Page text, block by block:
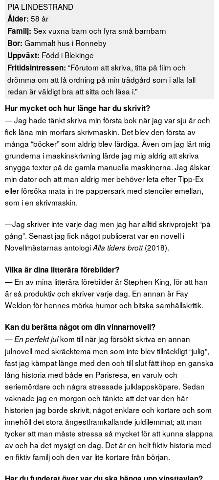
PIA LINDESTRAND
Ålder: 58 år
Familj: Sex vuxna barn och fyra små barnbarn
Bor: Gammalt hus i Ronneby
Uppväxt: Född i Blekinge
Fritidsintressen: “Förutom att skriva, titta på film och
drömma om att få ordning på min trädgård som i alla fall
redan är väldigt bra att sitta och läsa i.”
Hur mycket och hur länge har du skrivit?
— Jag hade tänkt skriva min första bok när jag var sju år och
fick låna min morfars skrivmaskin. Det blev den första av
många “böcker” som aldrig blev färdiga. Även om jag lärt mig
grunderna i maskinskrivning lärde jag mig aldrig att skriva
snygga texter på de gamla manuella maskinerna. Jag älskar
min dator och att man aldrig mer behöver leta efter Tipp-Ex
eller försöka mata in tre pappersark med stenciler emellan,
som i en skrivmaskin.
—Jag skriver inte varje dag men jag har alltid skrivprojekt “på
gång”. Senast jag fick något publicerat var en novell i
Novellmästarnas antologiAlla tiders brott(2018).
Vilka är dina litterära förebilder?
— En av mina litterära förebilder är Stephen King, för att han
är så produktiv och skriver varje dag. En annan är Fay
Weldon för hennes mörka humor och bitska samhällskritik.
Kan du berätta något om din vinnarnovell?
—En perfekt julkom till när jag försökt skriva en annan
julnovell med skräcktema men som inte blev tillräckligt “julig”,
fast jag kämpat länge med den och till slut fått ihop en ganska
lång historia med både en Parisresa, en varulv och
seriemördare och några stressade julklappsköpare. Sedan
vaknade jag en morgon och tänkte att det var den här
historien jag borde skrivit, något enklare och kortare och som
innehöll det stora ångestframkallande juldilemmat; att man
tycker att man måste stressa så mycket för att kunna slappna
av och ha det mysigt en dag. Det är en helt fiktiv historia med
en fiktiv familj och den var lite kortare från början.